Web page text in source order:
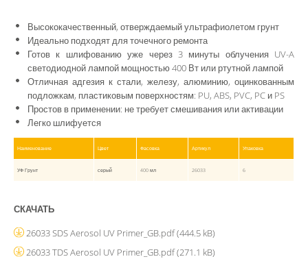
Высококачественный, отверждаемый ультрафиолетом грунт
Идеально подходят для точечного ремонта
Готов к шлифованию уже через 3 минуты облучения UV-A
светодиодной лампой мощностью 400 Вт или ртутной лампой
Отличная адгезия к стали, железу, алюминию, оцинкованным
подложкам, пластиковым поверхностям: PU, ABS, PVC, PC и PS
Простов в применении: не требует смешивания или активации
Легко шлифуется
Наименование Цвет Фасовка Артикул Упаковка
УФ Грунт серый 400 мл 26033 6
СКАЧАТЬ
26033 SDS Aerosol UV Primer_GB.pdf(444.5 kB)
26033 TDS Aerosol UV Primer_GB.pdf(271.1 kB)